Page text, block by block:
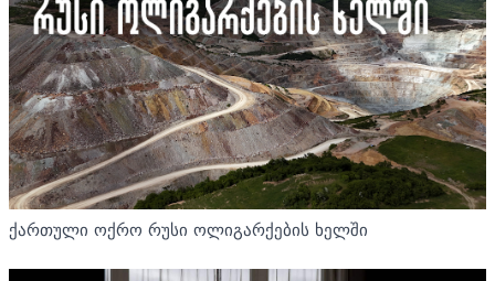
ქართული ოქრო რუსი ოლიგარქების ხელში